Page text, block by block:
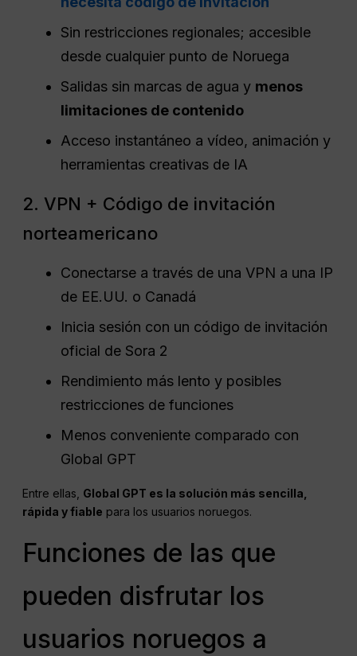
Sin restricciones regionales; accesible
desde cualquier punto de Noruega
Salidas sin marcas de agua y menos
limitaciones de contenido
Acceso instantáneo a vídeo, animación y
herramientas creativas de IA
2. VPN + Código de invitación
norteamericano
Conectarse a través de una VPN a una IP
de EE.UU. o Canadá
Inicia sesión con un código de invitación
oficial de Sora 2
Rendimiento más lento y posibles
restricciones de funciones
Menos conveniente comparado con
Global GPT
Entre ellas, Global GPT es la solución más sencilla,
rápida y fiable para los usuarios noruegos.
Funciones de las que
pueden disfrutar los
usuarios noruegos a